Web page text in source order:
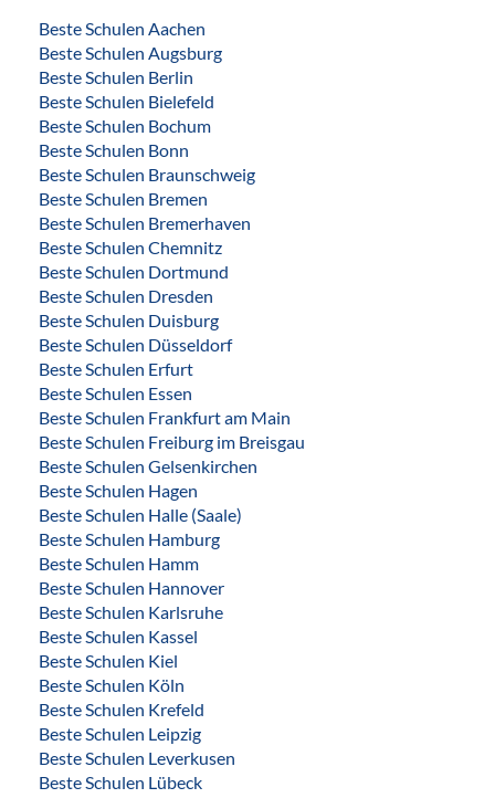
Beste Schulen Aachen
Beste Schulen Augsburg
Beste Schulen Berlin
Beste Schulen Bielefeld
Beste Schulen Bochum
Beste Schulen Bonn
Beste Schulen Braunschweig
Beste Schulen Bremen
Beste Schulen Bremerhaven
Beste Schulen Chemnitz
Beste Schulen Dortmund
Beste Schulen Dresden
Beste Schulen Duisburg
Beste Schulen Düsseldorf
Beste Schulen Erfurt
Beste Schulen Essen
Beste Schulen Frankfurt am Main
Beste Schulen Freiburg im Breisgau
Beste Schulen Gelsenkirchen
Beste Schulen Hagen
Beste Schulen Halle (Saale)
Beste Schulen Hamburg
Beste Schulen Hamm
Beste Schulen Hannover
Beste Schulen Karlsruhe
Beste Schulen Kassel
Beste Schulen Kiel
Beste Schulen Köln
Beste Schulen Krefeld
Beste Schulen Leipzig
Beste Schulen Leverkusen
Beste Schulen Lübeck